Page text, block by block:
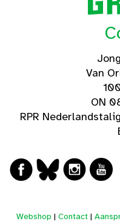
Van
ON
RPR
Webshop | Contact |